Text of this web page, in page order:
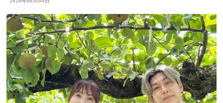
キッチン別府ちゃん～